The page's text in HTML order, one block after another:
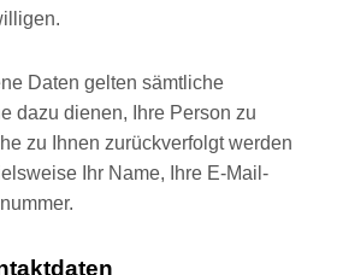
Daten gelten sämtliche
dazu dienen, Ihre Person zu
zu Ihnen zurückverfolgt werden
Ihr Name, Ihre E-Mail-